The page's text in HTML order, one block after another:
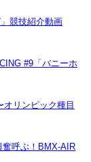
競技紹介動画
#9「バニーホ
オリンピック種目
奮呼ぶ！BMX-AIR